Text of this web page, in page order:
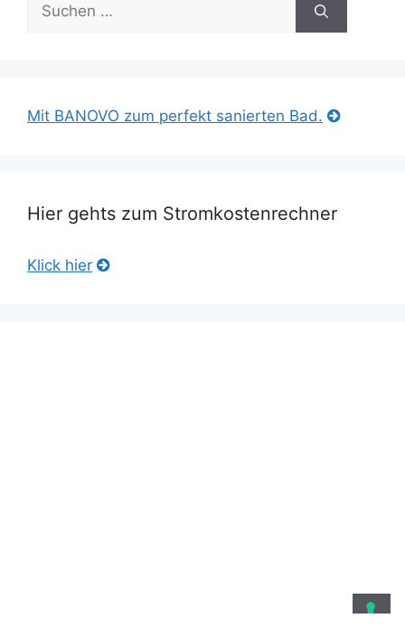
nach:
Mit BANOVO zum perfekt sanierten Bad.
Hier gehts zum Stromkostenrechner
Klick hier